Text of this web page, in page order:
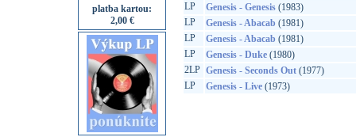
platba kartou:
2,00 €
LP
Genesis - Genesis(1983)
LP
Genesis - Abacab (1981)
LP
Genesis - Abacab (1981)
LP
Genesis - Duke(1980)
2LP Genesis - Seconds Out(1977)
LP
Genesis - Live(1973)